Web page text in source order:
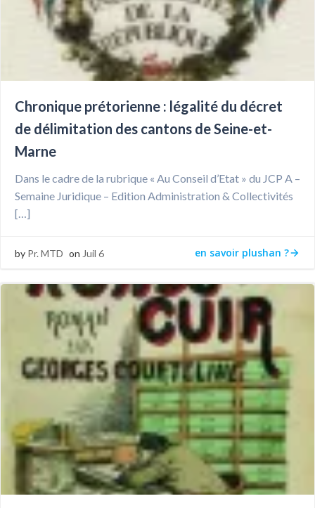
Chronique prétorienne : légalité du décret
de délimitation des cantons de Seine-et-
Marne
Dans le cadre de la rubrique « Au Conseil d’Etat » du JCP A –
Semaine Juridique – Edition Administration & Collectivités
[…]
by Pr. MTD on Juil 6 en savoir plushan ?